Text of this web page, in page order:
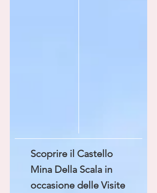
Scoprire il Castello
Mina Della Scala in
occasione delle Visite